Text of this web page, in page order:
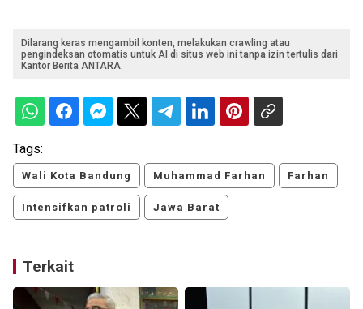
Dilarang keras mengambil konten, melakukan crawling atau
pengindeksan otomatis untuk AI di situs web ini tanpa izin tertulis dari
Kantor Berita ANTARA.
Tags:
Wali Kota Bandung Muhammad Farhan Farhan
Intensifkan patroli Jawa Barat
Terkait